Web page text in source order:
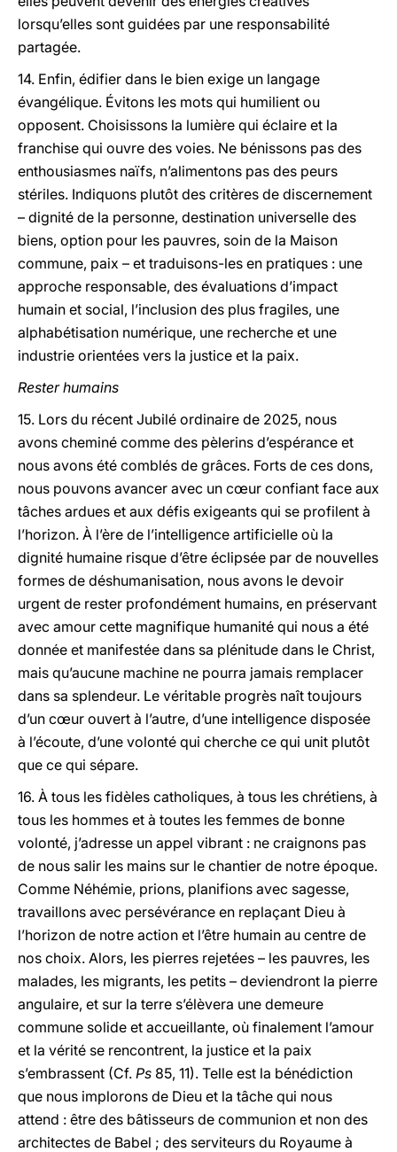
lorsqu’elles sont guidées par une responsabilité
partagée.
14. Enfin, édifier dans le bien exige un langage
évangélique. Évitons les mots qui humilient ou
opposent. Choisissons la lumière qui éclaire et la
franchise qui ouvre des voies. Ne bénissons pas des
enthousiasmes naïfs, n’alimentons pas des peurs
stériles. Indiquons plutôt des critères de discernement
– dignité de la personne, destination universelle des
biens, option pour les pauvres, soin de la Maison
commune, paix – et traduisons-les en pratiques : une
approche responsable, des évaluations d’impact
humain et social, l’inclusion des plus fragiles, une
alphabétisation numérique, une recherche et une
industrie orientées vers la justice et la paix.
Rester humains
15. Lors du récent Jubilé ordinaire de 2025, nous
avons cheminé comme des pèlerins d’espérance et
nous avons été comblés de grâces. Forts de ces dons,
nous pouvons avancer avec un cœur confiant face aux
tâches ardues et aux défis exigeants qui se profilent à
l’horizon. À l’ère de l’intelligence artificielle où la
dignité humaine risque d’être éclipsée par de nouvelles
formes de déshumanisation, nous avons le devoir
urgent de rester profondément humains, en préservant
avec amour cette magnifique humanité qui nous a été
donnée et manifestée dans sa plénitude dans le Christ,
mais qu’aucune machine ne pourra jamais remplacer
dans sa splendeur. Le véritable progrès naît toujours
d’un cœur ouvert à l’autre, d’une intelligence disposée
à l’écoute, d’une volonté qui cherche ce qui unit plutôt
que ce qui sépare.
16. À tous les fidèles catholiques, à tous les chrétiens, à
tous les hommes et à toutes les femmes de bonne
volonté, j’adresse un appel vibrant : ne craignons pas
de nous salir les mains sur le chantier de notre époque.
Comme Néhémie, prions, planifions avec sagesse,
travaillons avec persévérance en replaçant Dieu à
l’horizon de notre action et l’être humain au centre de
nos choix. Alors, les pierres rejetées – les pauvres, les
malades, les migrants, les petits – deviendront la pierre
angulaire, et sur la terre s’élèvera une demeure
commune solide et accueillante, où finalement l’amour
et la vérité se rencontrent, la justice et la paix
s’embrassent (Cf. Ps 85, 11). Telle est la bénédiction
que nous implorons de Dieu et la tâche qui nous
attend : être des bâtisseurs de communion et non des
architectes de Babel ; des serviteurs du Royaume à